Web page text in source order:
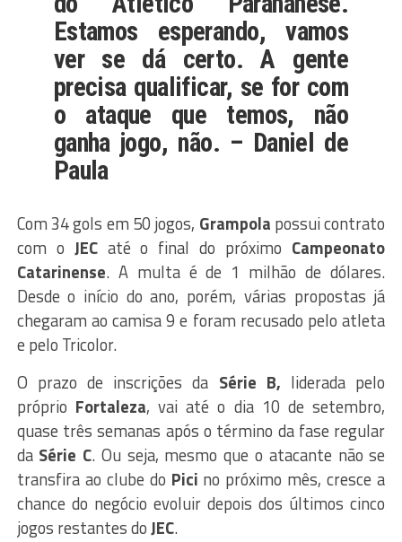
Estamos esperando, vamos
ver se dá certo. A gente
precisa qualificar, se for com
o ataque que temos, não
ganha jogo, não. – Daniel de
Paula
Com 34 gols em 50 jogos, Grampola possui contrato
com o JECaté o final do próximo Campeonato
Catarinense. A multa é de 1 milhão de dólares.
Desde o início do ano, porém, várias propostas já
chegaram ao camisa 9 e foram recusado pelo atleta
e pelo Tricolor.
O prazo de inscrições da Série B, liderada pelo
próprio Fortaleza, vai até o dia 10 de setembro,
quase três semanas após o término da fase regular
da Série C. Ou seja, mesmo que o atacante não se
transfira ao clube do Pici no próximo mês, cresce a
chance do negócio evoluir depois dos últimos cinco
jogos restantes doJEC.